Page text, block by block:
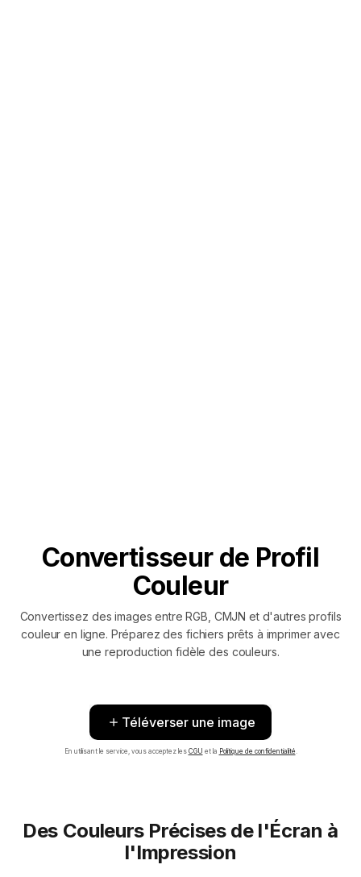
Convertisseur de Profil
Couleur
Convertissez des images entre RGB, CMJN et d'autres profils
couleur en ligne. Préparez des fichiers prêts à imprimer avec
une reproduction fidèle des couleurs.
Téléverser une image
En utilisant le service, vous acceptez les CGU et la Politique de confidentialité.
Des Couleurs Précises de l'Écran à
l'Impression